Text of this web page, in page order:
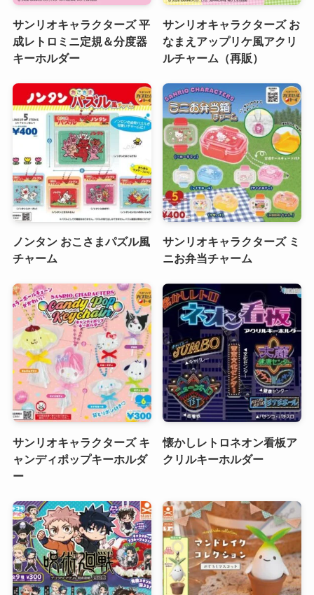
サンリオキャラクターズ 平
成レトロミニ定規＆分度器
キーホルダー
サンリオキャラクターズ お
なまえアップリケ風アクリ
ルチャーム（再販）
ノンタン おこさまパズル風
チャーム
サンリオキャラクターズ ミ
ニお弁当チャーム
サンリオキャラクターズ キ
ャンディポップキーホルダ
ー
懐かしレトロネオン看板ア
クリルキーホルダー